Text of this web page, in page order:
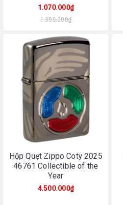
1.070.000₫
1.390.000₫
Hộp Quẹt Zippo Coty 2025
46761 Collectible of the
Year
4.500.000₫